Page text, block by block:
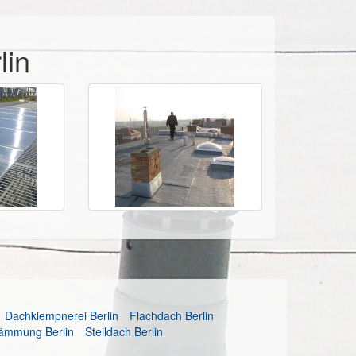
Dachklempnerei Berlin
Flachdach Berlin
Berlin
Steildach Berlin